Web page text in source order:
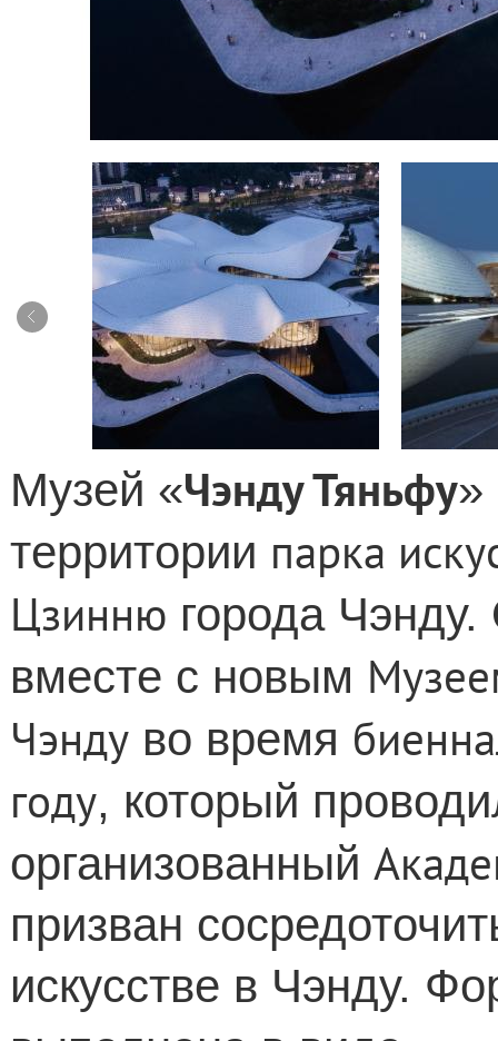
Музей «Чэнду Тяньфу»
территории парка
Цзинню города
вместе с новым
Чэнду во время
году, который
организованный
призван
искусстве в Чэнду.